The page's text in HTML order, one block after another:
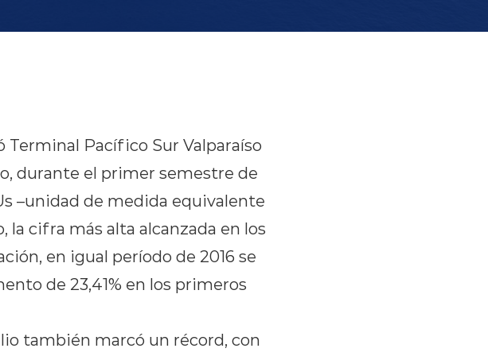
Pacífico Sur Valparaíso
durante el primer semestre de
–unidad de medida equivalente
cifra más alta alcanzada en los
en igual período de 2016 se
de 23,41% en los primeros
también marcó un récord, con